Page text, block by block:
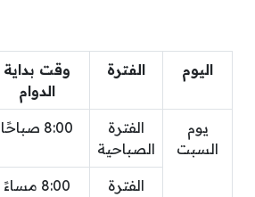
اليوم الفترة
وقت بداية
الدوام
يوم
السبت
الفترة
الصباحية
8:00 صباحًا
الفترة
8:00 مساءً